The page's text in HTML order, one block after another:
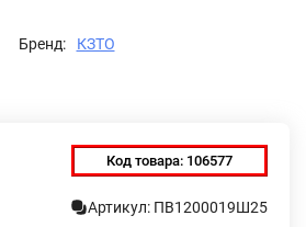
Бренд: КЗТО
Код товара: 106577
Артикул: ПВ1200019Ш25